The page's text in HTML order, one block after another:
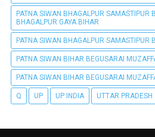
PATNA SIWAN BHAGALPUR SAMASTIPUR
BHAGALPUR GAYA BIHAR
PATNA SIWAN BHAGALPUR SAMASTIPUR
PATNA SIWAN BIHAR BEGUSARAI
PATNA SIWAN BIHAR BEGUSARAI
Q UP UP INDIA UTTAR PRADESH